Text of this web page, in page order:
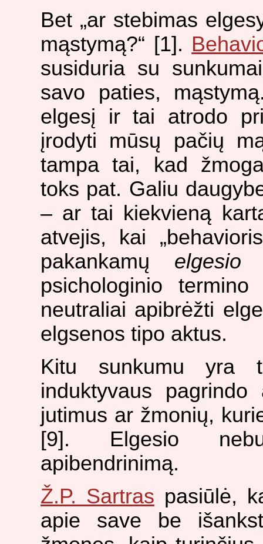
Bet „ar stebimas
mąstymą?“ [1].
susiduria su
savo paties,
elgesį ir tai atrodo
įrodyti mūsų pačių
tampa tai, kad
toks pat. Galiu
– ar tai kiekvieną
atvejis, kai
pakankamų elgesio
psichologinio
neutraliai apibrėžti
elgsenos tipo aktus.
Kitu sunkumu yra
induktyvaus
jutimus ar žmonių,
[9]. Elgesio
apibendrinimą.
Ž.P. Sartras pasiūlė,
apie save be